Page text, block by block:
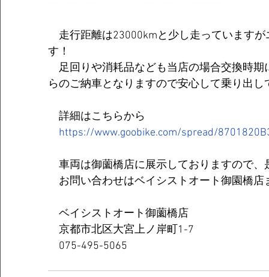
走行距離は23000kmと少し走っていますが
す！
足回りや消耗品なども当店の場合交換時期
らのご納車となりますので安心して乗り出
詳細はこちらから
https://www.goobike.com/spread/
車両は御薗橋店に展示しておりますので、
お問い合わせはベイシストオート御園橋店
ベイシストオート御薗橋店
京都市北区大宮上ノ岸町1-7
075-495-5065